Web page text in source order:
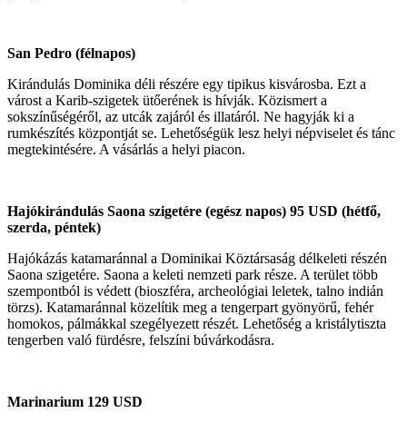
San Pedro (félnapos)
Kirándulás Dominika déli részére egy tipikus kisvárosba. Ezt a
várost a Karib-szigetek ütőerének is hívják. Közismert a
sokszínűségéről, az utcák zajáról és illatáról. Ne hagyják ki a
rumkészítés központját se. Lehetőségük lesz helyi népviselet és tánc
megtekintésére. A vásárlás a helyi piacon.
Hajókirándulás Saona szigetére (egész napos) 95 USD (hétfő,
szerda, péntek)
Hajókázás katamaránnal a Dominikai Köztársaság délkeleti részén
Saona szigetére. Saona a keleti nemzeti park része. A terület több
szempontból is védett (bioszféra, archeológiai leletek, talno indián
törzs). Katamaránnal közelítik meg a tengerpart gyönyörű, fehér
homokos, pálmákkal szegélyezett részét. Lehetőség a kristálytiszta
tengerben való fürdésre, felszíni búvárkodásra.
Marinarium 129 USD